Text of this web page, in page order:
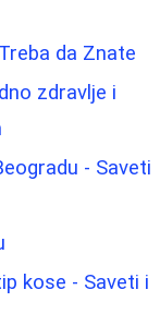
da Znate
zdravlje i
- Saveti
kose - Saveti i